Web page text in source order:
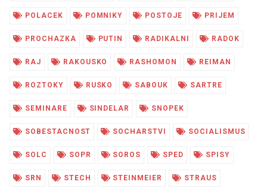
POLACEK POMNIKY POSTOJE PRIJEM
PROCHAZKA PUTIN RADIKALNI RADOK
RAJ RAKOUSKO RASHOMON REIMAN
ROZTOKY RUSKO SABOUK SARTRE
SEMINARE SINDELAR SNOPEK
SOBESTACNOST SOCHARSTVI SOCIALISMUS
SOLC SOPR SOROS SPED SPISY
SRN STECH STEINMEIER STRAUS